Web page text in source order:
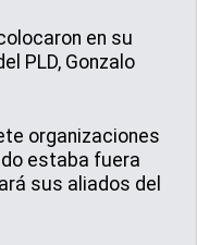
en su
PLD, Gonzalo
organizaciones
estaba fuera
sus aliados del